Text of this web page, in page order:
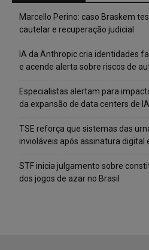
Marcello Perino: caso Braskem
cautelar e recuperação judicial
IA da Anthropic cria identidades
e acende alerta sobre riscos de
Especialistas alertam para
da expansão de data centers de
TSE reforça que sistemas das
invioláveis após assinatura digital
STF inicia julgamento sobre
dos jogos de azar no Brasil